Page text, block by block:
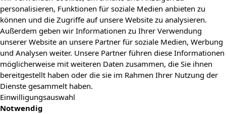
personalisieren, Funktionen für soziale Medien anbieten zu
können und die Zugriffe auf unsere Website zu analysieren.
Außerdem geben wir Informationen zu Ihrer Verwendung
unserer Website an unsere Partner für soziale Medien, Werbung
und Analysen weiter. Unsere Partner führen diese Informationen
möglicherweise mit weiteren Daten zusammen, die Sie ihnen
bereitgestellt haben oder die sie im Rahmen Ihrer Nutzung der
Dienste gesammelt haben.
Einwilligungsauswahl
Notwendig